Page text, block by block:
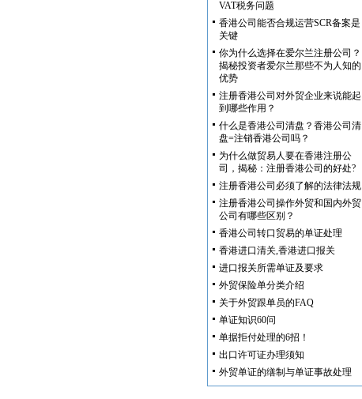
VAT税务问题
香港公司能否合规运营SCR备案是
关键
你为什么选择在爱尔兰注册公司？
揭秘投资者爱尔兰那些不为人知的
优势
注册香港公司对外贸企业来说能起
到哪些作用？
什么是香港公司清盘？香港公司清
盘=注销香港公司吗？
为什么做贸易人要在香港注册公
司，揭秘：注册香港公司的好处?
注册香港公司必须了解的法律法规
注册香港公司操作外贸和国内外贸
公司有哪些区别？
香港公司转口贸易的单证处理
香港进口清关,香港进口报关
进口报关所需单证及要求
外贸保险单分类介绍
关于外贸跟单员的FAQ
单证知识60问
单据拒付处理的6招！
出口许可证办理须知
外贸单证的缮制与单证事故处理